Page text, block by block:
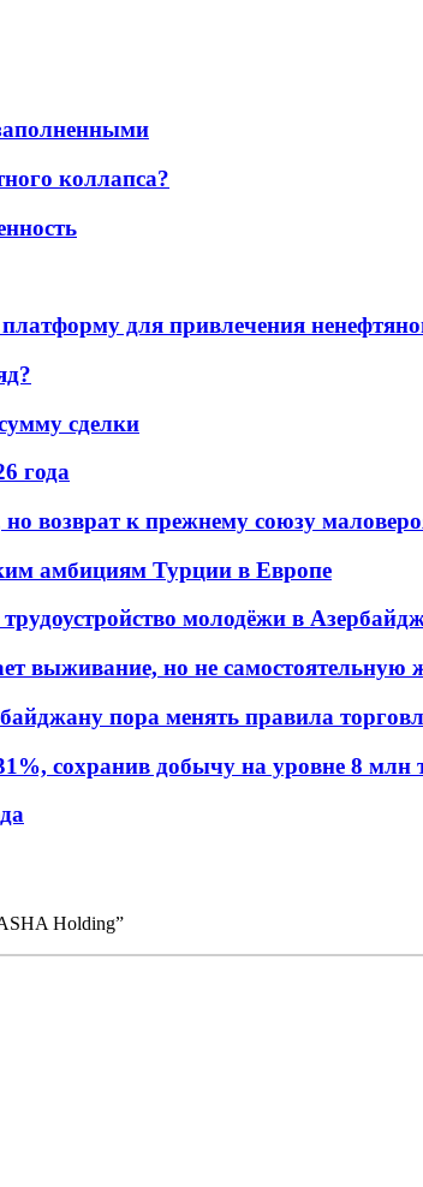
коллапса?
для привлечения
сделки
года
возврат к прежнему союзу
амбициям Турции в Европе
молодёжи в
выживание, но не самостоятельную
пора менять правила
сохранив добычу на уровне 8 млн
Holding”